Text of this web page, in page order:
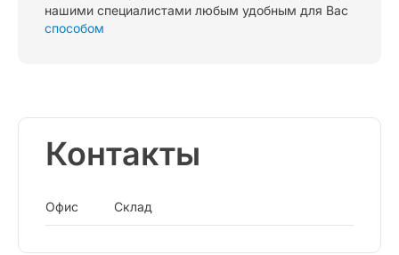
нашими специалистами любым удобным для Вас
способом
Контакты
Офис Склад